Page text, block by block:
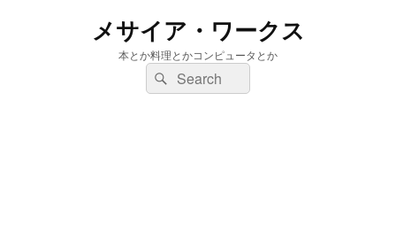
メサイア・ワークス
本とか料理とかコンピュータとか
検
索:
検
索